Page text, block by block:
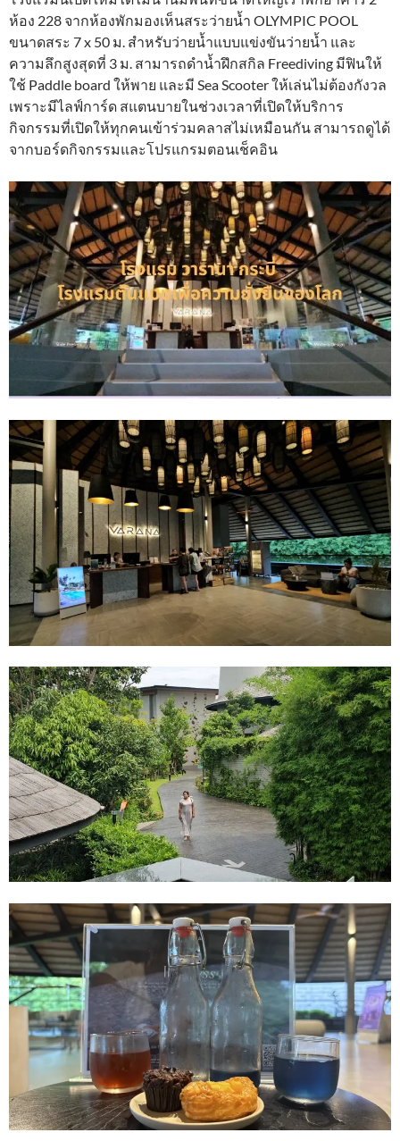
ห้อง 228 จากห้องพักมองเห็นสระว่ายน้ำ OLYMPIC POOL
ขนาดสระ 7 x 50 ม. สำหรับว่ายน้ำแบบแข่งขันว่ายน้ำ และ
ความลึกสูงสุดที่ 3 ม. สามารถดำน้ำฝึกสกิล Freediving มีฟินให้
ใช้ Paddle board ให้พาย และมี Sea Scooter ให้เล่นไม่ต้องกังวล
เพราะมีไลฟ์การ์ด สแตนบายในช่วงเวลาที่เปิดให้บริการ
กิจกรรมที่เปิดให้ทุกคนเข้าร่วมคลาสไม่เหมือนกัน สามารถดูได้
จากบอร์ดกิจกรรมและโปรแกรมตอนเช็คอิน